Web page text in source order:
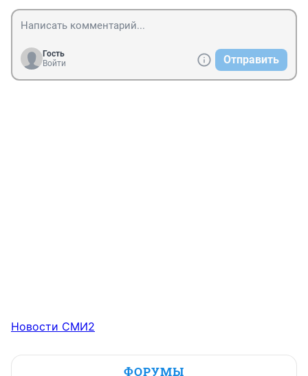
Гость
Войти
Отправить
Новости СМИ2
ФОРУМЫ